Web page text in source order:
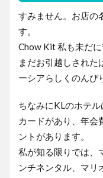
すみません。お店の
す。
Chow Kit 私も未だに
まだお引越しされた
ーシアらしくのんび
ちなみにKLのホテ
カードがあり、年会
ントがあります。
私が知る限りでは、
ンチネンタル、マリ